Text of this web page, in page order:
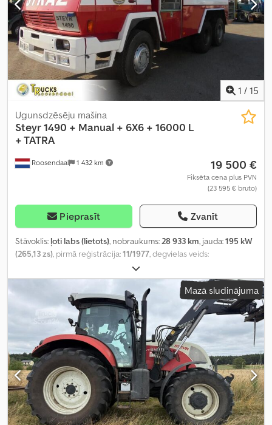
1 / 15
Roosendaal 1 432 km
Ugunsdzēsēju mašīna
Steyr1490 + Manual + 6X6 + 16000 L
+ TATRA
19 500 €
Fiksēta cena plus PVN
(23 595 € bruto)
Pieprasīt Zvanīt
Stāvoklis: ļoti labs (lietots), nobraukums:28 933 km, jauda:195 kW
(265,13 zs), pirmā reģistrācija:11/1977, degvielas veids:
, asu konfigurācija:6x6
degvielas tvertnes tilpums:16 000 l, krāsa:sarkans, vadītāja kabīne:
dienas kabīne
, pārnesuma veids: mehānisks , pārnesumu skaits:6,
Ražošanas gads:1977, Aprīkojums:ABS, miglas lukturi
Mazā sludinājuma